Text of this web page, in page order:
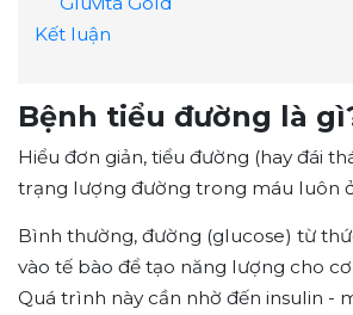
Kết luận
Bệnh tiểu đường là
Hiểu đơn giản, tiểu đường (hay đái
trạng lượng đường trong máu luôn
Bình thường, đường (glucose) từ
vào tế bào để tạo năng lượng cho
Quá trình này cần nhờ đến insulin -